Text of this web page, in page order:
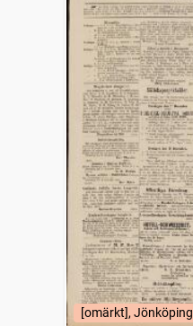
[omärkt], Jönköping